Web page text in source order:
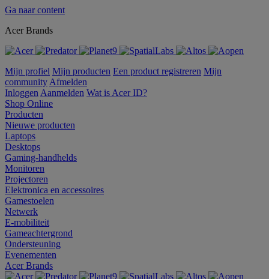
Ga naar content
Acer Brands
Mijn profiel Mijn producten Een product registreren Mijn
community Afmelden
Inloggen Aanmelden Wat is Acer ID?
Shop Online
Producten
Nieuwe producten
Laptops
Desktops
Gaming-handhelds
Monitoren
Projectoren
Elektronica en accessoires
Gamestoelen
Netwerk
E-mobiliteit
Gameachtergrond
Ondersteuning
Evenementen
Acer Brands